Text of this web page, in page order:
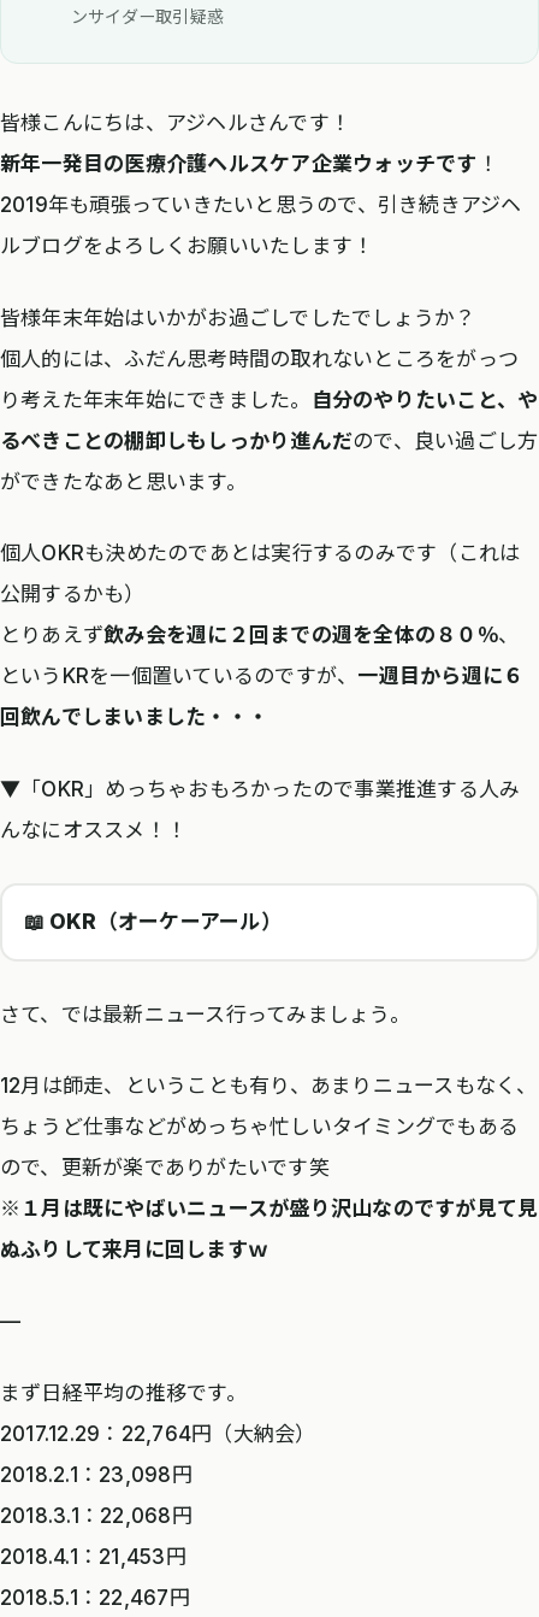
ンサイダー取引疑惑
皆様こんにちは、アジヘルさんです！
新年一発目の医療介護ヘルスケア企業ウォッチです ！
2019年も頑張っていきたいと思うので、引き続きアジヘ
ルブログをよろしくお願いいたします！
皆様年末年始はいかがお過ごしでしたでしょうか？
個人的には、ふだん思考時間の取れないところをがっつ
り考えた年末年始にできました。
自分のやりたいこと、や
るべきことの棚卸しもしっかり進んだので、良い過ごし方
ができたなあと思います。
個人OKRも決めたのであとは実行するのみです（これは
公開するかも）
とりあえず飲み会を週に２回までの週を全体の８０％、
というKRを一個置いているのですが、 一週目から週に６
回飲んでしまいました・・・
▼「OKR」めっちゃおもろかったので事業推進する人み
んなにオススメ！！
📖 OKR（オーケーアール）
さて、では最新ニュース行ってみましょう。
12月は師走、ということも有り、あまりニュースもなく、
ちょうど仕事などがめっちゃ忙しいタイミングでもある
ので、更新が楽でありがたいです笑
※１月は既にやばいニュースが盛り沢山なのですが見て見
ぬふりして来月に回しますｗ
—
まず日経平均の推移です。
2017.12.29：22,764円（大納会）
2018.2.1：23,098円
2018.3.1：22,068円
2018.4.1：21,453円
2018.5.1：22,467円